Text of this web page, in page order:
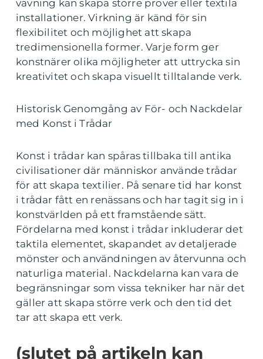
vävning kan skapa större prover eller textila
installationer. Virkning är känd för sin
flexibilitet och möjlighet att skapa
tredimensionella former. Varje form ger
konstnärer olika möjligheter att uttrycka sin
kreativitet och skapa visuellt tilltalande verk.
Historisk Genomgång av För- och Nackdelar
med Konst i Trådar
Konst i trådar kan spåras tillbaka till antika
civilisationer där människor använde trådar
för att skapa textilier. På senare tid har konst
i trådar fått en renässans och har tagit sig in i
konstvärlden på ett framstående sätt.
Fördelarna med konst i trådar inkluderar det
taktila elementet, skapandet av detaljerade
mönster och användningen av återvunna och
naturliga material. Nackdelarna kan vara de
begränsningar som vissa tekniker har när det
gäller att skapa större verk och den tid det
tar att skapa ett verk.
(slutet på artikeln kan